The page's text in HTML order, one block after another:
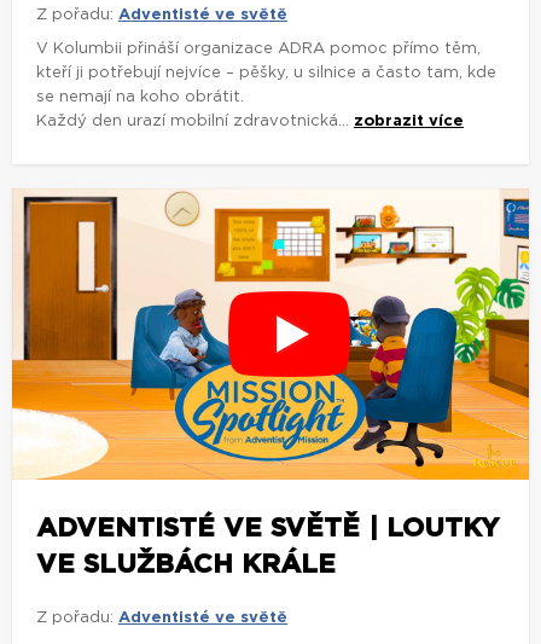
Z pořadu: Adventisté ve světě
V Kolumbii přináší organizace ADRA pomoc přímo těm,
kteří ji potřebují nejvíce – pěšky, u silnice a často tam, kde
se nemají na koho obrátit.
Každý den urazí mobilní zdravotnická... zobrazit více
ADVENTISTÉ VE SVĚTĚ | LOUTKY
VE SLUŽBÁCH KRÁLE
Z pořadu: Adventisté ve světě